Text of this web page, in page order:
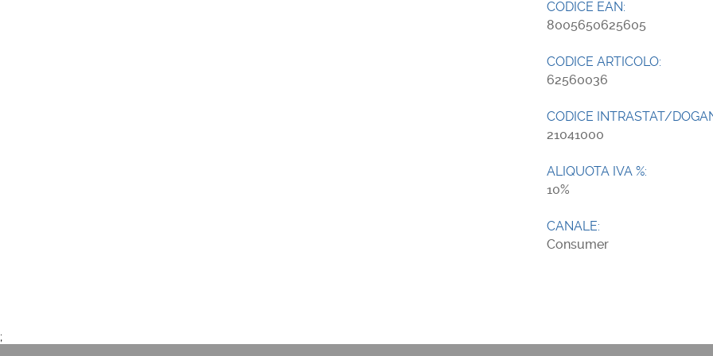
CODICE EAN:
8005650625605
CODICE ARTICOLO:
62560036
CODICE INTRASTAT/
21041000
ALIQUOTA IVA %:
10
CANALE:
Consumer
;